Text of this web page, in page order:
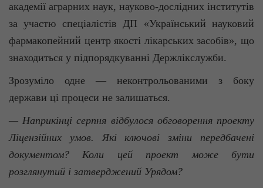
академії аграрних наук, науково-дослідних інститутів
за участю спеціалістів ДП «Український науковий
фармакопейний центр якості лікарських засобів», що
знаходиться у підпорядкуванні Держлікслужби.
Зрозуміло одне — неконтрольованими з боку
держави ці процеси не залишаться.
— Наприкінці серпня відбулося обговорення проекту
Ліцензійних умов. Які ключові зміни передбачені
документом? Коли цей проект може бути
розглянутий і затверджений Урядом?